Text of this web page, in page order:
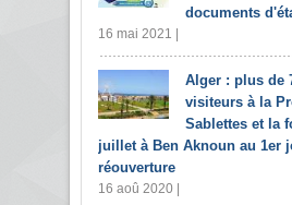
documents
16 mai 2021 |
Alger : plus de
visiteurs à la
Sablettes et la
juillet à Ben Aknoun au 1er
réouverture
16 aoû 2020 |